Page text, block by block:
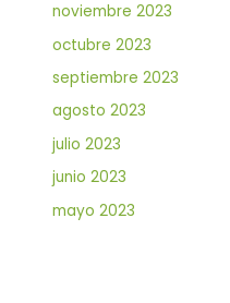
noviembre 2023
octubre 2023
septiembre 2023
agosto 2023
julio 2023
junio 2023
mayo 2023